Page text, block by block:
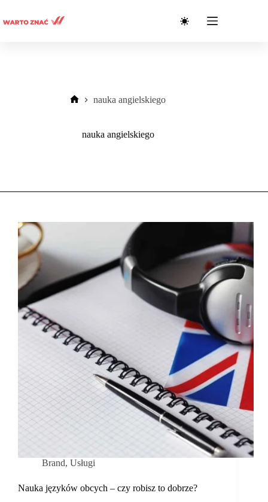
treści
nauka angielskiego
nauka angielskiego
Brand, Usługi
Nauka języków obcych – czy robisz to dobrze?